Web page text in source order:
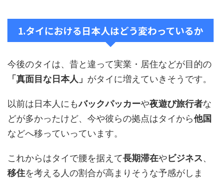
1.タイにおける日本人はどう変わっているか
今後のタイは、昔と違って実業・居住などが目的の
「真面目な日本人」 がタイに増えていきそうです。
以前は日本人にもバックパッカーや夜遊び旅行者な
どが多かったけど、今や彼らの拠点はタイから他国
などへ移っていっています。
これからはタイで腰を据えて長期滞在やビジネス、
移住を考える人の割合が高まりそうな予感がしま